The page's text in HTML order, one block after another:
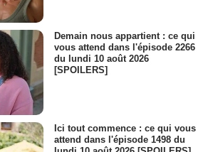
Demain nous appartient : ce qui
vous attend dans l'épisode 2266
du lundi 10 août 2026
[SPOILERS]
Ici tout commence : ce qui vous
attend dans l'épisode 1498 du